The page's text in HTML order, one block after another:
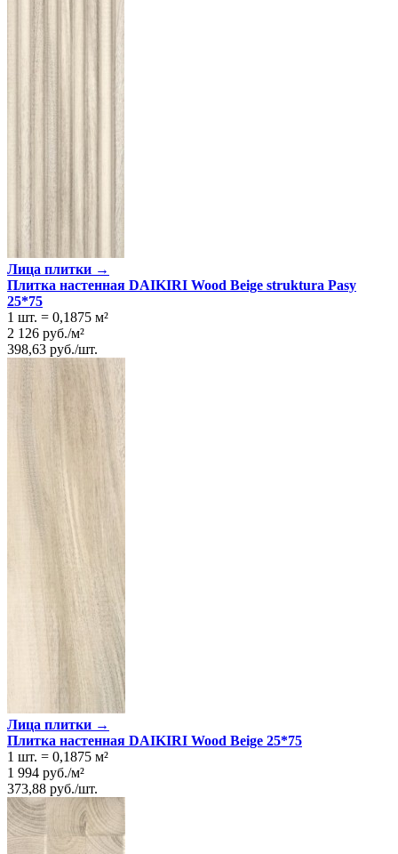
Лица плитки →
Плитка настенная DAIKIRI Wood Beige struktura Pasy
25*75
1 шт. = 0,1875 м²
2 126 руб./м²
398,63 руб./шт.
Лица плитки →
Плитка настенная DAIKIRI Wood Beige 25*75
1 шт. = 0,1875 м²
1 994 руб./м²
373,88 руб./шт.